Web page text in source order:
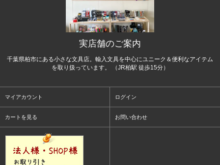
実店舗のご案内
千葉県柏市にある小さな文具店。輸入文具を中心にユニーク＆便利なアイテム
を取り扱っています。 （JR柏駅 徒歩15分）
マイアカウント ログイン
カートを見る お問い合わせ